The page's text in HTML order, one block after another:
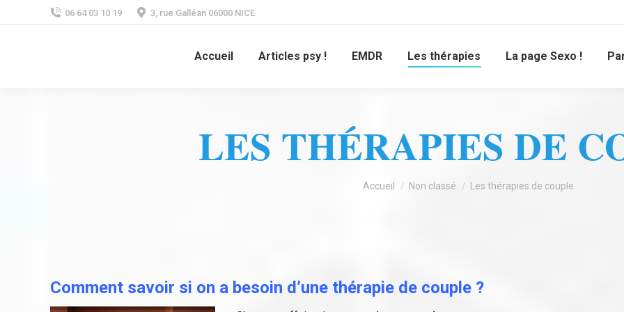
06 64 03 10 19 3, rue Galléan 06000 NICE
Accueil Articles psy ! EMDR Les thérapies La page Sexo !
LES THÉRAPIES DE
Vous êtes ici :
Accueil Non classé Les thérapies de couple
Comment savoir si on a besoin d’une thérapie de couple ?